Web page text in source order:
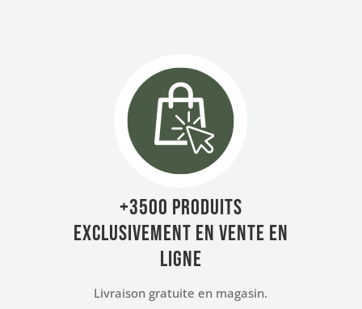
+3500 produits
exclusivement en vente en
ligne
Livraison gratuite en magasin.